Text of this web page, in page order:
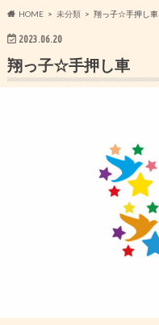
HOME 未分類 翔っ子☆手押し車
2023.06.20
翔っ子☆手押し車